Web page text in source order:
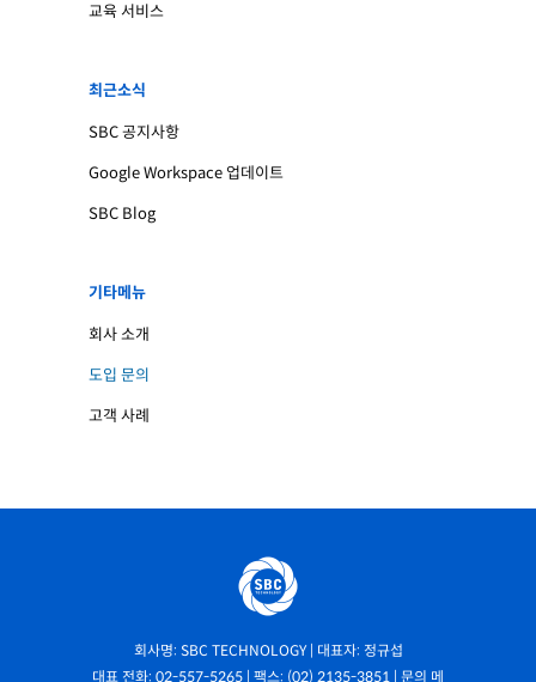
교육 서비스
최근소식
SBC 공지사항
Google Workspace 업데이트
SBC Blog
기타메뉴
회사 소개
도입 문의
고객 사례
회사명: SBC TECHNOLOGY | 대표자: 정규섭
대표 전화: 02-557-5265 | 팩스: (02) 2135-3851 | 문의 메